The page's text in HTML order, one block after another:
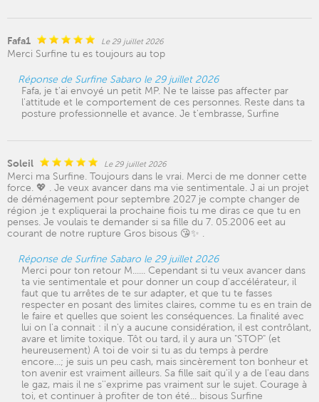
Fafa1 Le 29 juillet 2026
Merci Surfine tu es toujours au top
Réponse de Surfine Sabaro le 29 juillet 2026
Fafa, je t'ai envoyé un petit MP. Ne te laisse pas affecter par
l'attitude et le comportement de ces personnes. Reste dans ta
posture professionnelle et avance. Je t'embrasse, Surfine
Soleil Le 29 juillet 2026
Merci ma Surfine. Toujours dans le vrai. Merci de me donner cette
force. 💖 . Je veux avancer dans ma vie sentimentale. J ai un projet
de déménagement pour septembre 2027 je compte changer de
région .je t expliquerai la prochaine fiois tu me diras ce que tu en
penses. Je voulais te demander si sa fille du 7. 05.2006 eet au
courant de notre rupture Gros bisous 😘✨ .
Réponse de Surfine Sabaro le 29 juillet 2026
Merci pour ton retour M...... Cependant si tu veux avancer dans
ta vie sentimentale et pour donner un coup d'accélérateur, il
faut que tu arrêtes de te sur adapter, et que tu te fasses
respecter en posant des limites claires, comme tu es en train de
le faire et quelles que soient les conséquences. La finalité avec
lui on l'a connait : il n'y a aucune considération, il est contrôlant,
avare et limite toxique. Tôt ou tard, il y aura un "STOP" (et
heureusement) A toi de voir si tu as du temps à perdre
encore...; je suis un peu cash, mais sincèrement ton bonheur et
ton avenir est vraiment ailleurs. Sa fille sait qu'il y a de l'eau dans
le gaz, mais il ne s''exprime pas vraiment sur le sujet. Courage à
toi, et continuer à profiter de ton été... bisous Surfine